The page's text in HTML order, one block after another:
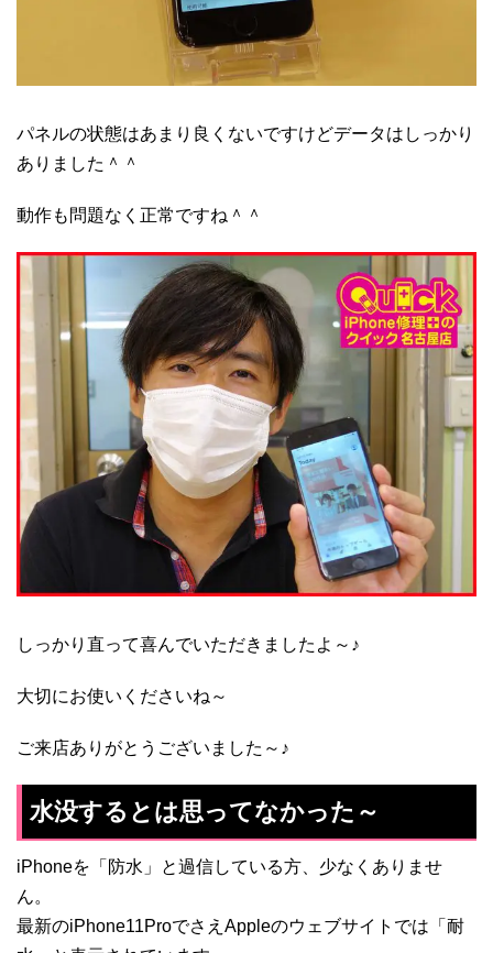
パネルの状態はあまり良くないですけどデータはしっかり
ありました＾＾
動作も問題なく正常ですね＾＾
しっかり直って喜んでいただきましたよ～♪
大切にお使いくださいね～
ご来店ありがとうございました～♪
水没するとは思ってなかった～
iPhoneを「防水」と過信している方、少なくありませ
ん。
最新のiPhone11ProでさえAppleのウェブサイトでは「耐